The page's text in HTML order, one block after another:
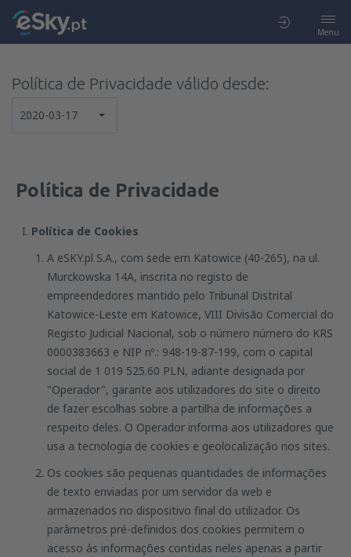
Menu
Política de Privacidade válido desde:
2020-03-17
Política de Privacidade
Política de Cookies
A eSKY.pl S.A., com sede em Katowice (40-265), na ul.
Murckowska 14A, inscrita no registo de
empreendedores mantido pelo Tribunal Distrital
Katowice-Leste em Katowice, VIII Divisão Comercial do
Registo Judicial Nacional, sob o número número do KRS
0000383663 e NIP nº.: 948-19-87-199, com o capital
social de 1 019 525.60 PLN, adiante designada por
"Operador", garante aos utilizadores do site o direito
de fazer escolhas sobre a partilha de informações a
respeito deles. O Operador informa aos utilizadores que
usa a tecnologia de cookies e geolocalização nos sites.
Os cookies são pequenas quantidades de informações
de texto enviadas por um servidor da web e
armazenados no dispositivo final do utilizador. Os
parâmetros pré-definidos dos cookies permitem o
acesso às informações contidas neles apenas a partir